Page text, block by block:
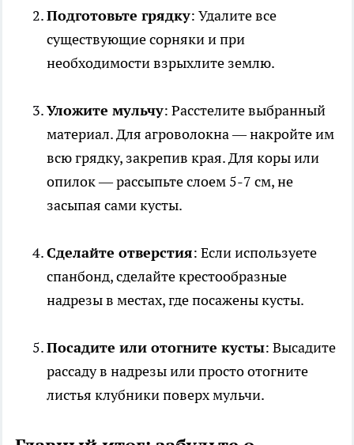
Подготовьте грядку: Удалите все
существующие сорняки и при
необходимости взрыхлите землю.
Уложите мульчу: Расстелите выбранный
материал. Для агроволокна — накройте им
всю грядку, закрепив края. Для коры или
опилок — рассыпьте слоем 5-7 см, не
засыпая сами кусты.
Сделайте отверстия: Если используете
спанбонд, сделайте крестообразные
надрезы в местах, где посажены кусты.
Посадите или отогните кусты: Высадите
рассаду в надрезы или просто отогните
листья клубники поверх мульчи.